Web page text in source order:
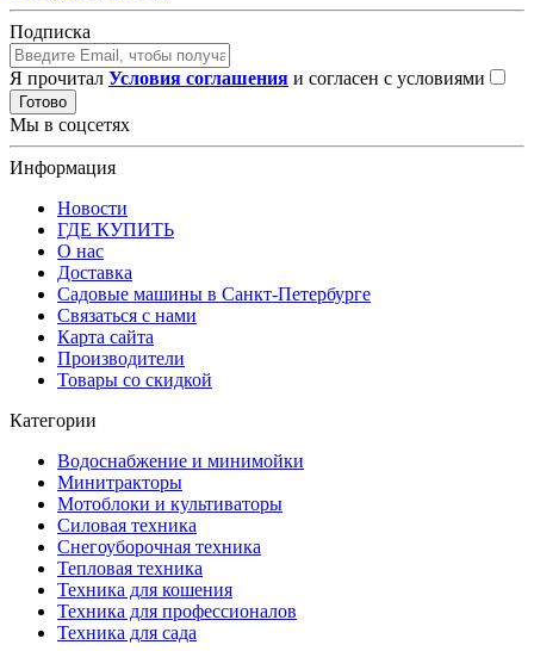
Подписка
Я прочитал Условия соглашения и согласен с условиями
Готово
Мы в соцсетях
Информация
Новости
ГДЕ КУПИТЬ
О нас
Доставка
Садовые машины в Санкт-Петербурге
Связаться с нами
Карта сайта
Производители
Товары со скидкой
Категории
Водоснабжение и минимойки
Минитракторы
Мотоблоки и культиваторы
Силовая техника
Снегоуборочная техника
Тепловая техника
Техника для кошения
Техника для профессионалов
Техника для сада